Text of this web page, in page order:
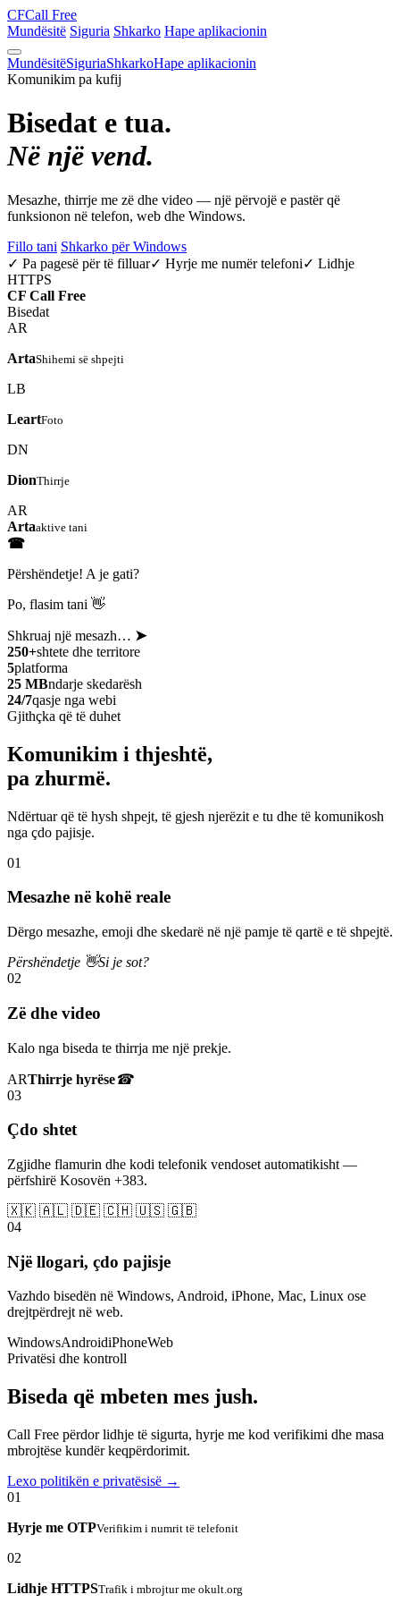
CFCall Free
Mundësitë Siguria Shkarko Hape aplikacionin
MundësitëSiguriaShkarkoHape aplikacionin
Komunikim pa kufij
Bisedat e tua.
Në një vend.
Mesazhe, thirrje me zë dhe video — një përvojë e pastër që
funksionon në telefon, web dhe Windows.
Fillo tani Shkarko për Windows
✓ Pa pagesë për të filluar✓ Hyrje me numër telefoni✓ Lidhje
HTTPS
CF Call Free
Bisedat
AR
ArtaShihemi së shpejti
LB
LeartFoto
DN
DionThirrje
AR
Artaaktive tani
☎
Përshëndetje! A je gati?
Po, flasim tani 👋
Shkruaj një mesazh… ➤
250+shtete dhe territore
5platforma
25 MBndarje skedarësh
24/7qasje nga webi
Gjithçka që të duhet
Komunikim i thjeshtë,
pa zhurmë.
Ndërtuar që të hysh shpejt, të gjesh njerëzit e tu dhe të komunikosh
nga çdo pajisje.
01
Mesazhe në kohë reale
Dërgo mesazhe, emoji dhe skedarë në një pamje të qartë e të shpejtë.
Përshëndetje 👋Si je sot?
02
Zë dhe video
Kalo nga biseda te thirrja me një prekje.
ARThirrje hyrëse☎
03
Çdo shtet
Zgjidhe flamurin dhe kodi telefonik vendoset automatikisht —
përfshirë Kosovën +383.
🇽🇰 🇦🇱 🇩🇪 🇨🇭 🇺🇸 🇬🇧
04
Një llogari, çdo pajisje
Vazhdo bisedën në Windows, Android, iPhone, Mac, Linux ose
drejtpërdrejt në web.
WindowsAndroidiPhoneWeb
Privatësi dhe kontroll
Biseda që mbeten mes jush.
Call Free përdor lidhje të sigurta, hyrje me kod verifikimi dhe masa
mbrojtëse kundër keqpërdorimit.
Lexo politikën e privatësisë →
01
Hyrje me OTPVerifikim i numrit të telefonit
02
Lidhje HTTPSTrafik i mbrojtur me okult.org